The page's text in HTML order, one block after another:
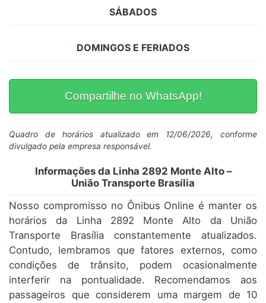
SÁBADOS
DOMINGOS E FERIADOS
Compartilhe no WhatsApp!
Quadro de horários atualizado em 12/06/2026, conforme
divulgado pela empresa responsável.
Informações da Linha 2892 Monte Alto –
União Transporte Brasília
Nosso compromisso no Ônibus Online é manter os
horários da Linha 2892 Monte Alto da União
Transporte Brasília constantemente atualizados.
Contudo, lembramos que fatores externos, como
condições de trânsito, podem ocasionalmente
interferir na pontualidade. Recomendamos aos
passageiros que considerem uma margem de 10